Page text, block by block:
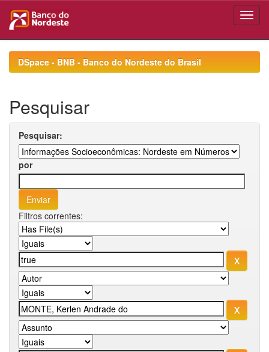
navigationDSpace - BNB - Banco do Nordeste do Brasil
Pesquisar
Pesquisar:
por
Filtros correntes: